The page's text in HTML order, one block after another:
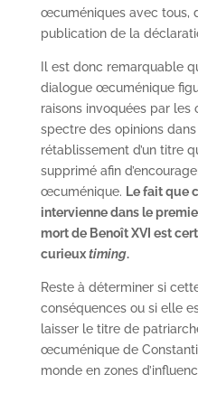
œcuméniques avec tous,
publication de la
Il est donc remarquable
dialogue œcuménique
raisons invoquées par
spectre des opinions dans
rétablissement d’un titre
supprimé afin
œcuménique. Le fait que
intervienne dans le
mort de Benoît XVI est
curieuxtiming.
Reste à déterminer si
conséquences ou si elle
laisser le titre de
œcuménique de
monde en zones